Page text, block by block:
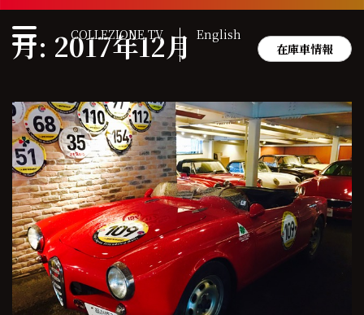
Skip
content
COLLEZIONE TV
English
在庫車情報
月: 2017年12月